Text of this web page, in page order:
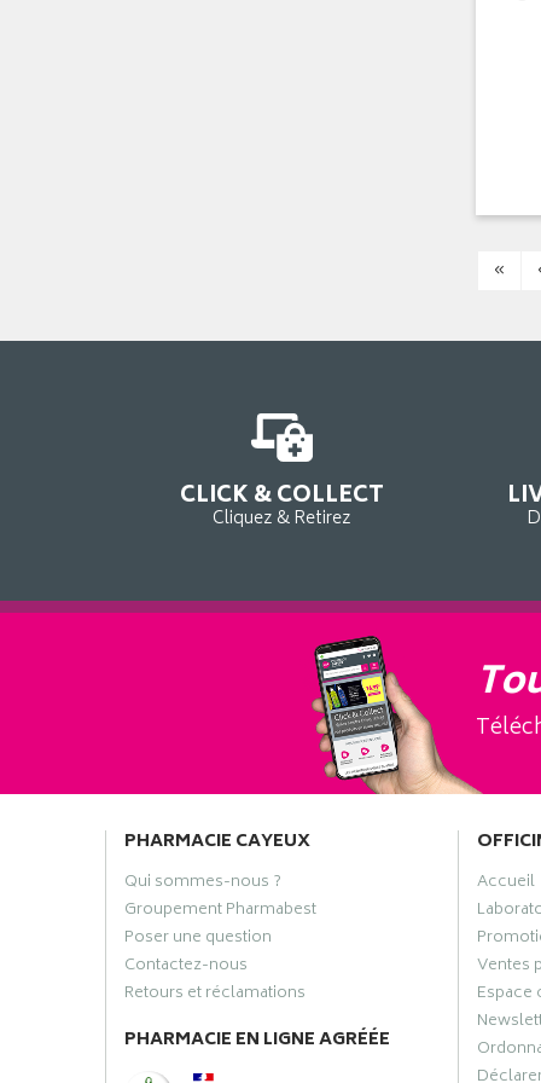
«
CLICK & COLLECT
Cliquez & Retirez
PHARMACIE CAYEUX
Qui sommes-nous ?
Groupement Pharmabest
Poser une question
Contactez-nous
Retours et réclamations
PHARMACIE EN LIGNE AGRÉÉE
Accueil
Ventes
Espace